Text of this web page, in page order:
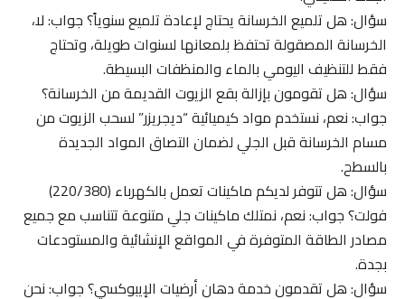
سؤال: هل تلميع الخرسانة يحتاج لإعادة تلميع سنوياً؟ جواب: لا،
الخرسانة المصقولة تحتفظ بلمعانها لسنوات طويلة، وتحتاج
فقط للتنظيف اليومي بالماء والمنظفات البسيطة.
سؤال: هل تقومون بإزالة بقع الزيوت القديمة من الخرسانة؟
جواب: نعم، نستخدم مواد كيميائية “ديجريزر” لسحب الزيوت من
مسام الخرسانة قبل الجلي لضمان التصاق المواد الجديدة
بالسطح.
سؤال: هل تتوفر لديكم ماكينات تعمل بالكهرباء (220/380)
فولت؟ جواب: نعم، نمتلك ماكينات جلي متنوعة تتناسب مع جميع
مصادر الطاقة المتوفرة في المواقع الإنشائية والمستودعات
بجدة.
سؤال: هل تقدمون خدمة دهان أرضيات الإيبوكسي؟ جواب: نحن